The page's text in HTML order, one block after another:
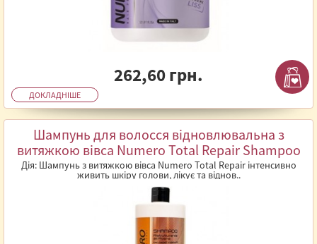
262,60 грн.
ДОКЛАДНІШЕ
Шампунь для волосся відновлювальна з
витяжкою вівса Numero Total Repair Shampoo
1л
Дія: Шампунь з витяжкою вівса Numero Total Repair інтенсивно
живить шкіру голови, лікує та віднов..